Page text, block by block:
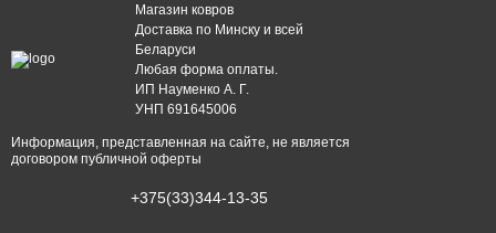
Магазин ковров
Доставка по Минску и всей
Беларуси
Любая форма оплаты.
ИП Науменко А. Г.
УНП 691645006
Информация, представленная на сайте, не является
договором публичной оферты
+375(33)344-13-35